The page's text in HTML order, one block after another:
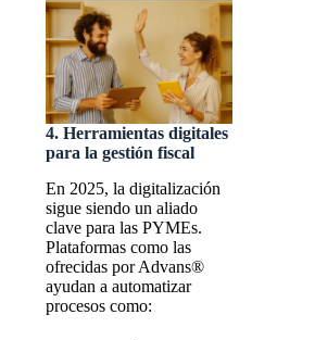
4. Herramientas digitales
para la gestión fiscal
En 2025, la digitalización
sigue siendo un aliado
clave para las PYMEs.
Plataformas como las
ofrecidas por Advans®
ayudan a automatizar
procesos como: